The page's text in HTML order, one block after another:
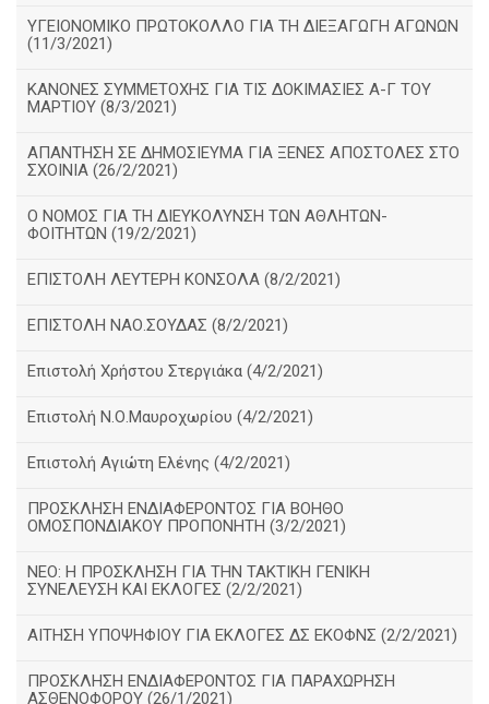
ΥΓΕΙΟΝΟΜΙΚΟ ΠΡΩΤΟΚΟΛΛΟ ΓΙΑ ΤΗ ΔΙΕΞΑΓΩΓΗ ΑΓΩΝΩΝ
(11/3/2021)
ΚΑΝΟΝΕΣ ΣΥΜΜΕΤΟΧΗΣ ΓΙΑ ΤΙΣ ΔΟΚΙΜΑΣΙΕΣ Α-Γ ΤΟΥ
ΜΑΡΤΙΟΥ (8/3/2021)
ΑΠΑΝΤΗΣΗ ΣΕ ΔΗΜΟΣΙΕΥΜΑ ΓΙΑ ΞΕΝΕΣ ΑΠΟΣΤΟΛΕΣ ΣΤΟ
ΣΧΟΙΝΙΑ (26/2/2021)
Ο ΝΟΜΟΣ ΓΙΑ ΤΗ ΔΙΕΥΚΟΛΥΝΣΗ ΤΩΝ ΑΘΛΗΤΩΝ-
ΦΟΙΤΗΤΩΝ (19/2/2021)
ΕΠΙΣΤΟΛΗ ΛΕΥΤΕΡΗ ΚΟΝΣΟΛΑ (8/2/2021)
ΕΠΙΣΤΟΛΗ ΝΑΟ.ΣΟΥΔΑΣ (8/2/2021)
Επιστολή Χρήστου Στεργιάκα (4/2/2021)
Επιστολή Ν.Ο.Μαυροχωρίου (4/2/2021)
Επιστολή Αγιώτη Ελένης (4/2/2021)
ΠΡΟΣΚΛΗΣΗ ΕΝΔΙΑΦΕΡΟΝΤΟΣ ΓΙΑ ΒΟΗΘΟ
ΟΜΟΣΠΟΝΔΙΑΚΟΥ ΠΡΟΠΟΝΗΤΗ (3/2/2021)
ΝΕΟ: Η ΠΡΟΣΚΛΗΣΗ ΓΙΑ ΤΗΝ ΤΑΚΤΙΚΗ ΓΕΝΙΚΗ
ΣΥΝΕΛΕΥΣΗ ΚΑΙ ΕΚΛΟΓΕΣ (2/2/2021)
ΑΙΤΗΣΗ ΥΠΟΨΗΦΙΟΥ ΓΙΑ ΕΚΛΟΓΕΣ ΔΣ ΕΚΟΦΝΣ (2/2/2021)
ΠΡΟΣΚΛΗΣΗ ΕΝΔΙΑΦΕΡΟΝΤΟΣ ΓΙΑ ΠΑΡΑΧΩΡΗΣΗ
ΑΣΘΕΝΟΦΟΡΟΥ (26/1/2021)